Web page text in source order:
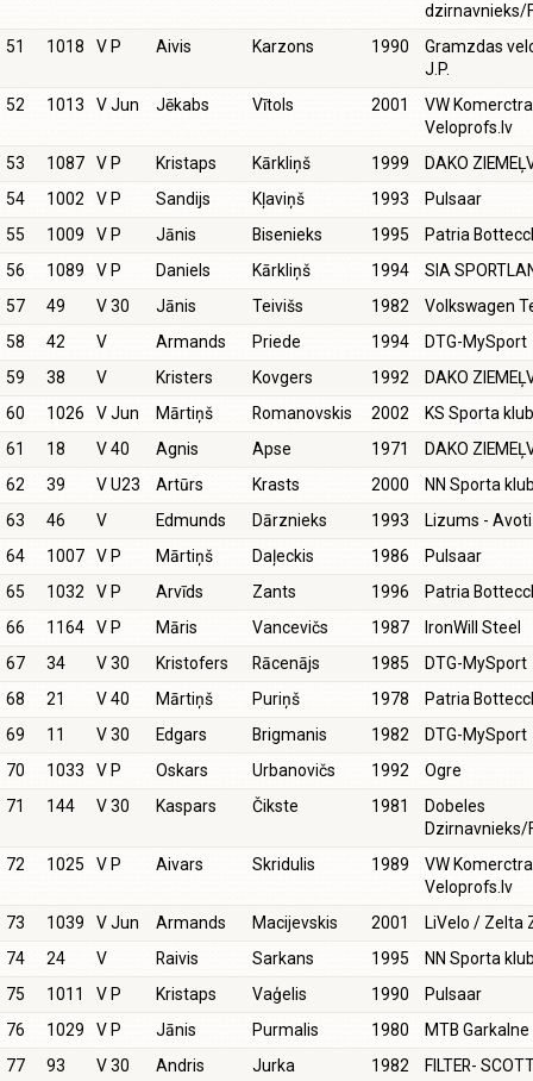
dzirnavnieks/
51
1018 V P Aivis Karzons 1990
Gramzdas
J.P.
52
1013 V Jun Jēkabs Vītols 2001
VW
Veloprofs.lv
53
1087 V P Kristaps Kārkliņš 1999
DAKO
54
1002 V P Sandijs Kļaviņš 1993
Pulsaar
55
1009 V P Jānis Bisenieks 1995
Patria
56
1089 V P Daniels Kārkliņš 1994
SIA
57
49 V 30 Jānis Teivišs 1982
Volkswagen
58
42 V Armands Priede 1994
DTG-MySport
59
38 V Kristers Kovgers 1992
DAKO
60
1026 V Jun Mārtiņš Romanovskis 2002
KS Sporta
61
18 V 40 Agnis Apse 1971
DAKO
62
39 V U23 Artūrs Krasts 2000
NN Sporta
63
46 V Edmunds Dārznieks 1993
Lizums - Avoti
64
1007 V P Mārtiņš Daļeckis 1986
Pulsaar
65
1032 V P Arvīds Zants 1996
Patria
66
1164 V P Māris Vancevičs 1987
IronWill Steel
67
34 V 30 Kristofers Rācenājs 1985
DTG-MySport
68
21 V 40 Mārtiņš Puriņš 1978
Patria
69
11 V 30 Edgars Brigmanis 1982
DTG-MySport
70
1033 V P Oskars Urbanovičs 1992
Ogre
71
144 V 30 Kaspars Čikste 1981
Dobeles
Dzirnavnieks/
72
1025 V P Aivars Skridulis 1989
VW
Veloprofs.lv
73
1039 V Jun Armands Macijevskis 2001
LiVelo / Zelta
74
24 V Raivis Sarkans 1995
NN Sporta
75
1011 V P Kristaps Vaģelis 1990
Pulsaar
76
1029 V P Jānis Purmalis 1980
MTB Garkalne
77
93 V 30 Andris Jurka 1982
FILTER-